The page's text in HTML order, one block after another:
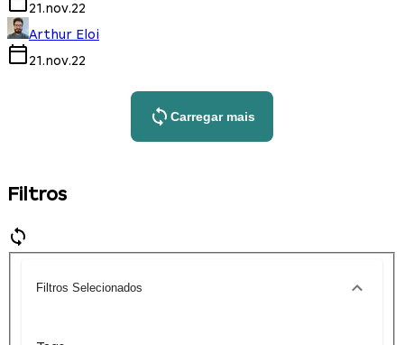
21.nov.22
Arthur Eloi
21.nov.22
Carregar mais
Filtros
Filtros Selecionados